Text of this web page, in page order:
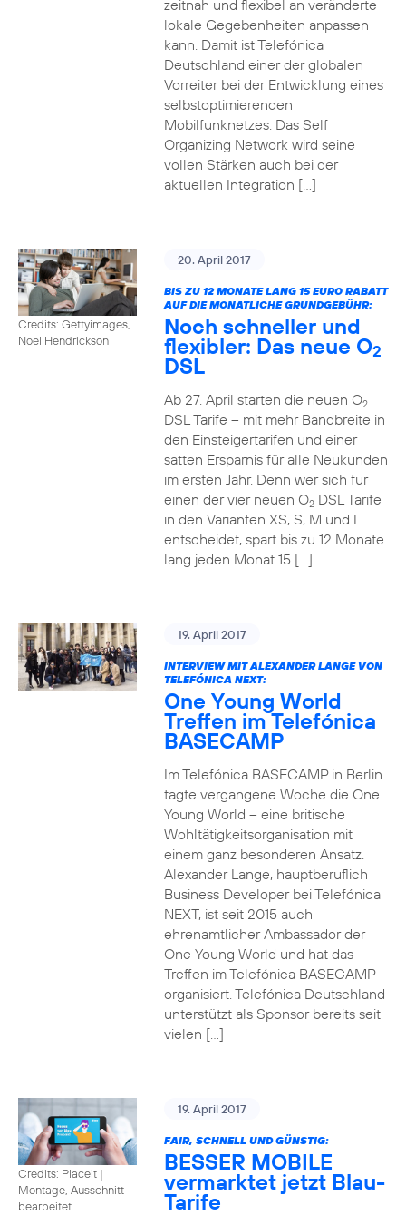
zeitnah und flexibel an veränderte
lokale Gegebenheiten anpassen
kann. Damit ist Telefónica
Deutschland einer der globalen
Vorreiter bei der Entwicklung eines
selbstoptimierenden
Mobilfunknetzes. Das Self
Organizing Network wird seine
vollen Stärken auch bei der
aktuellen Integration […]
Credits: Gettyimages,
Noel Hendrickson
20. April 2017
BIS ZU 12 MONATE LANG 15 EURO RABATT
AUF DIE MONATLICHE GRUNDGEBÜHR:
Noch schneller und
flexibler: Das neue O2
DSL
Ab 27. April starten die neuen O2
DSL Tarife – mit mehr Bandbreite in
den Einsteigertarifen und einer
satten Ersparnis für alle Neukunden
im ersten Jahr. Denn wer sich für
einen der vier neuen O2DSL Tarife
in den Varianten XS, S, M und L
entscheidet, spart bis zu 12 Monate
lang jeden Monat 15 […]
19. April 2017
INTERVIEW MIT ALEXANDER LANGE VON
TELEFÓNICA NEXT:
One Young World
Treffen im Telefónica
BASECAMP
Im Telefónica BASECAMP in Berlin
tagte vergangene Woche die One
Young World – eine britische
Wohltätigkeitsorganisation mit
einem ganz besonderen Ansatz.
Alexander Lange, hauptberuflich
Business Developer bei Telefónica
NEXT, ist seit 2015 auch
ehrenamtlicher Ambassador der
One Young World und hat das
Treffen im Telefónica BASECAMP
organisiert. Telefónica Deutschland
unterstützt als Sponsor bereits seit
vielen […]
Credits: Placeit |
Montage, Ausschnitt
bearbeitet
19. April 2017
FAIR, SCHNELL UND GÜNSTIG:
BESSER MOBILE
vermarktet jetzt Blau-
Tarife